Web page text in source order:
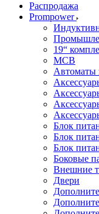
Распродажа
Prompower
19“
MCB
Автоматы
Блок
Блок
Блок
Боковые
Внешние
Двери